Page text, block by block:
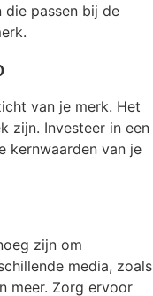
die passen bij de
van je merk. Het
zijn. Investeer in een
kernwaarden van je
zijn om
media, zoals
meer. Zorg ervoor